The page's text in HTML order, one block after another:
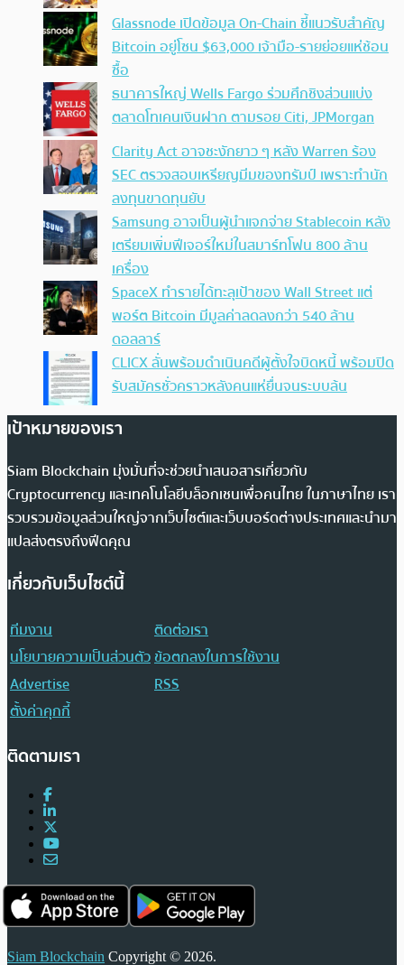
Glassnode เปิดข้อมูล On-Chain ชี้แนวรับสำคัญ
Bitcoin อยู่โซน $63,000 เจ้ามือ-รายย่อยแห่ช้อน
ซื้อ
ธนาคารใหญ่ Wells Fargo ร่วมศึกชิงส่วนแบ่ง
ตลาดโทเคนเงินฝาก ตามรอย Citi, JPMorgan
Clarity Act อาจชะงักยาว ๆ หลัง Warren ร้อง
SEC ตรวจสอบเหรียญมีมของทรัมป์ เพราะทำนัก
ลงทุนขาดทุนยับ
Samsung อาจเป็นผู้นำแจกจ่าย Stablecoin หลัง
เตรียมเพิ่มฟีเจอร์ใหม่ในสมาร์ทโฟน 800 ล้าน
เครื่อง
SpaceX ทำรายได้ทะลุเป้าของ Wall Street แต่
พอร์ต Bitcoin มีมูลค่าลดลงกว่า 540 ล้าน
ดอลลาร์
CLICX ลั่นพร้อมดำเนินคดีผู้ตั้งใจบิดหนี้ พร้อมปิด
รับสมัครชั่วคราวหลังคนแห่ยื่นจนระบบล้น
เป้าหมายของเรา
Siam Blockchain มุ่งมั่นที่จะช่วยนำเสนอสารเกี่ยวกับ
Cryptocurrency และเทคโนโลยีบล็อกเชนเพื่อคนไทย ในภาษาไทย เรา
รวบรวมข้อมูลส่วนใหญ่จากเว็บไซต์และเว็บบอร์ดต่างประเทศและนำมา
แปลส่งตรงถึงฟีดคุณ
เกี่ยวกับเว็บไซต์นี้
ทีมงาน
ติดต่อเรา
นโยบายความเป็นส่วนตัวข้อตกลงในการใช้งาน
Advertise
RSS
ตั้งค่าคุกกี้
ติดตามเรา
Siam Blockchain Copyright © 2026.